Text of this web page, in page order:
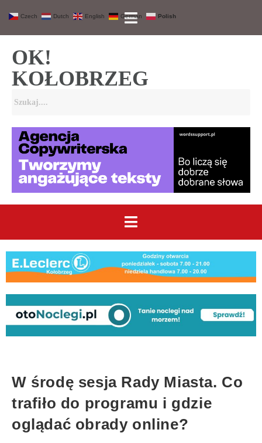
OK!
KOŁOBRZEG
W środę sesja Rady Miasta. Co
trafiło do programu i gdzie
oglądać obrady online?
Czech Dutch English German Polish